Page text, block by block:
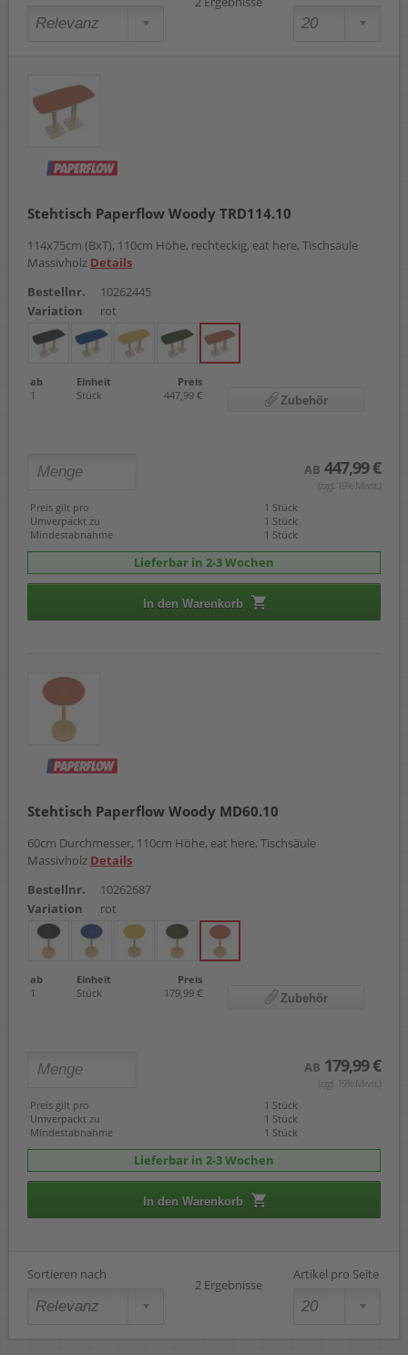
weiß
Stehtisch Paperflow Woody TRD114.10
114x75cm (BxT), 110cm Höhe, rechteckig, eat here, Tischsäule
Massivholz Details
Bestellnr.
10262445
Variation
rot
ab Einheit
Preis
1
Stück 447,99 € Zubehör
AB 447,99 €
(zzgl. 19% Mwst.)
Preis gilt pro
1 Stück
Umverpackt zu
1 Stück
Mindestabnahme
1 Stück
Lieferbar in 2-3 Wochen
In den Warenkorb
Stehtisch Paperflow Woody MD60.10
60cm Durchmesser, 110cm Höhe, eat here, Tischsäule
Massivholz Details
Bestellnr.
10262687
Variation
rot
ab Einheit
Preis
1
Stück 179,99 € Zubehör
AB 179,99 €
(zzgl. 19% Mwst.)
Preis gilt pro
1 Stück
Umverpackt zu
1 Stück
Mindestabnahme
1 Stück
Lieferbar in 2-3 Wochen
In den Warenkorb
Sortieren nach
2 Ergebnisse
Artikel pro Seite